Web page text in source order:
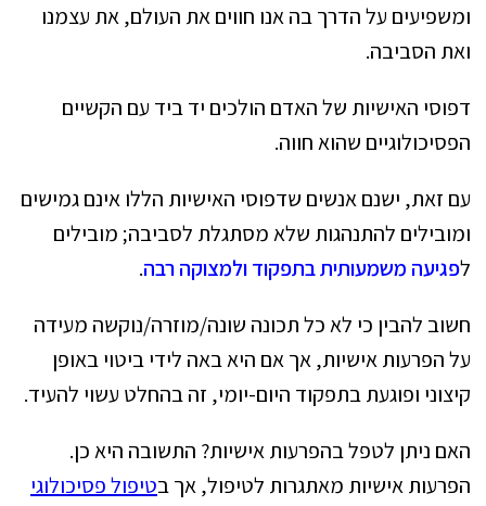
ומשפיעים על הדרך בה אנו חווים את העולם, את עצמנו
ואת הסביבה.
דפוסי האישיות של האדם הולכים יד ביד עם הקשיים
הפסיכולוגיים שהוא חווה.
עם זאת, ישנם אנשים שדפוסי האישיות הללו אינם גמישים
ומובילים להתנהגות שלא מסתגלת לסביבה; מובילים
לפגיעה משמעותית בתפקוד ולמצוקה רבה.
חשוב להבין כי לא כל תכונה שונה/מוזרה/נוקשה מעידה
על הפרעות אישיות, אך אם היא באה לידי ביטוי באופן
קיצוני ופוגעת בתפקוד היום-יומי, זה בהחלט עשוי להעיד.
האם ניתן לטפל בהפרעות אישיות? התשובה היא כן.
הפרעות אישיות מאתגרות לטיפול, אך בטיפול פסיכולוגי